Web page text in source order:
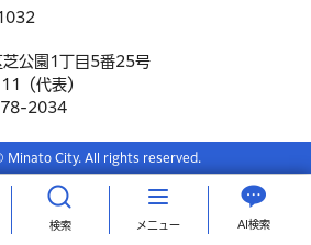
検索 メニュー AI検索
公園1丁目5番25号
（代表）
2034
Minato City. All rights reserved.